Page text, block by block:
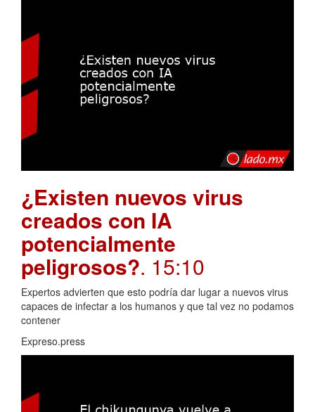
¿Existen nuevos virus
creados con IA
potencialmente
peligrosos?. 15:10
Expertos advierten que esto podría dar lugar a nuevos virus
capaces de infectar a los humanos y que tal vez no podamos
contener
Expreso.press